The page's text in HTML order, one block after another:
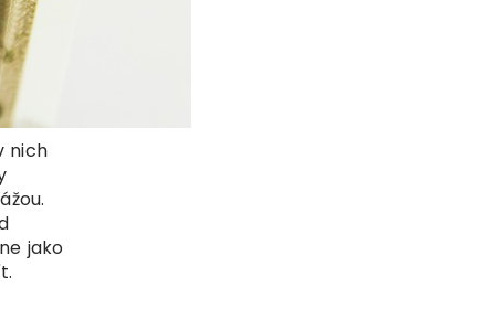
nich
jako